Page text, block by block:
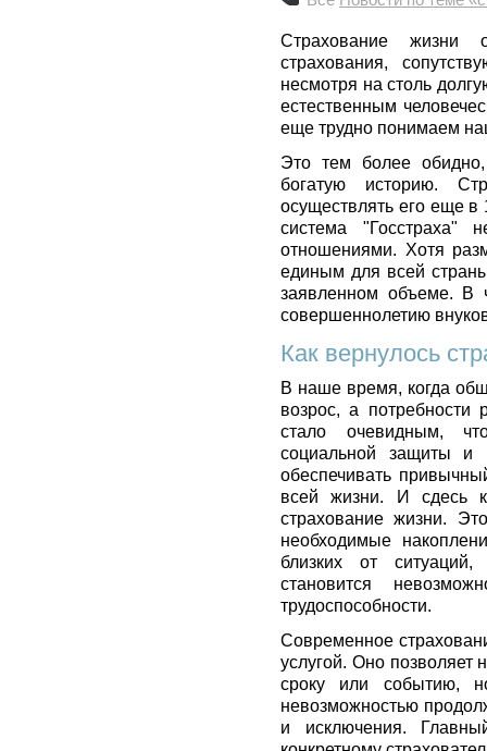
Страхование жизни
страхования,
несмотря на столь
естественным
еще трудно понимаем
Это тем более обидно,
богатую историю.
осуществлять его еще в
система "Госстраха"
отношениями. Хотя
единым для всей
заявленном объеме. В
совершеннолетию
Как вернулось
В наше время, когда
возрос, а
стало очевидным,
социальной защиты и
обеспечивать
всей жизни. И сдесь
страхование жизни.
необходимые
близких от
становится
трудоспособности.
Современное
услугой. Оно позволяет
сроку или событию,
невозможностью
и исключения.